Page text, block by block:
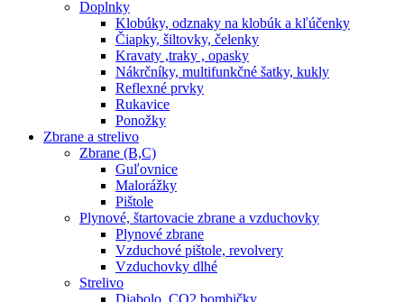
Doplnky
Klobúky, odznaky na klobúk a kľúčenky
Čiapky, šiltovky, čelenky
Kravaty ,traky , opasky
Nákrčníky, multifunkčné šatky, kukly
Reflexné prvky
Rukavice
Ponožky
Zbrane a strelivo
Zbrane (B,C)
Guľovnice
Malorážky
Pištole
Plynové, štartovacie zbrane a vzduchovky
Plynové zbrane
Vzduchové pištole, revolvery
Vzduchovky dlhé
Strelivo
Diabolo, CO2 bombičky